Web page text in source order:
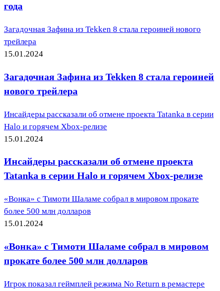
года
Загадочная Зафина из Tekken 8 стала героиней нового
трейлера
15.01.2024
Загадочная Зафина из Tekken 8 стала героиней
нового трейлера
Инсайдеры рассказали об отмене проекта Tatanka в серии
Halo и горячем Xbox-релизе
15.01.2024
Инсайдеры рассказали об отмене проекта
Tatanka в серии Halo и горячем Xbox-релизе
«Вонка» с Тимоти Шаламе собрал в мировом прокате
более 500 млн долларов
15.01.2024
«Вонка» с Тимоти Шаламе собрал в мировом
прокате более 500 млн долларов
Игрок показал геймплей режима No Return в ремастере